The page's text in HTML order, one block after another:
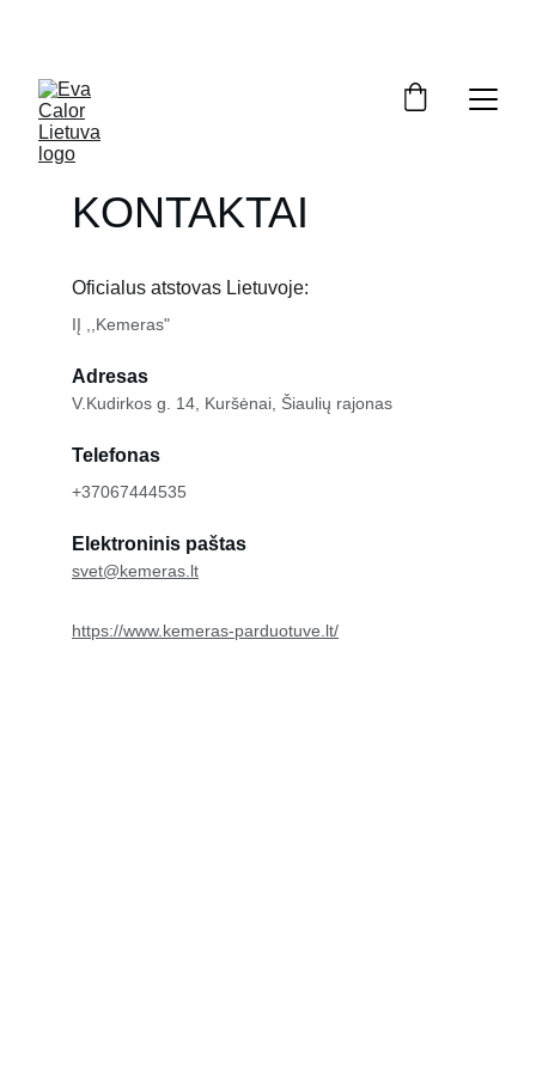
KONTAKTAI
Oficialus atstovas Lietuvoje:
IĮ ,,Kemeras"
Adresas
V.Kudirkos g. 14, Kuršėnai, Šiaulių rajonas
Telefonas
+37067444535
Elektroninis paštas
svet@kemeras.lt
https://www.kemeras-parduotuve.lt/